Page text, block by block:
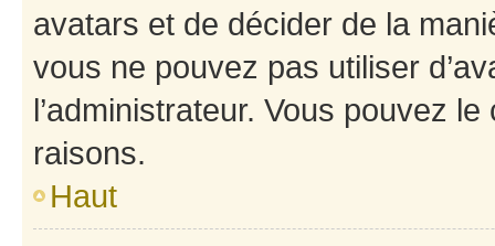
avatars et de décider de la
vous ne pouvez pas utiliser
l’administrateur. Vous pouvez
raisons.
Haut